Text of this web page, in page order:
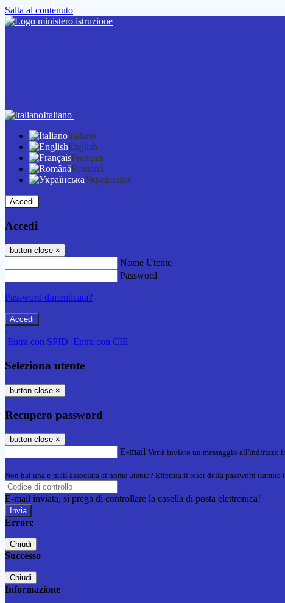
Salta al contenuto
Italiano
Italiano
English
Français
Română
Українська
Accedi
Accedi
button close ×
Nome Utente
Password
Password dimenticata?
-
Entra con SPID Entra con CIE
Seleziona utente
button close ×
Recupero password
button close ×
E-mail Verrà inviato un messaggio all'indirizzo
Non hai una e-mail associata al nome utente? Effettua il reset della password tramite
E-mail inviata, si prega di controllare la casella di posta elettronica!
Errore
Chiudi
Successo
Chiudi
Informazione